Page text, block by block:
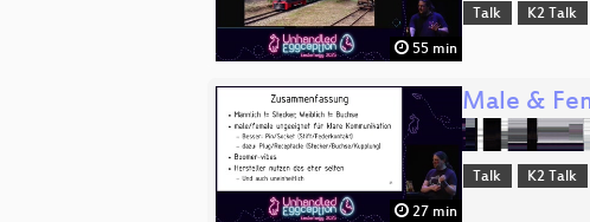
55 min
Talk K2 Talk
27 min
Male &
Talk K2 Talk